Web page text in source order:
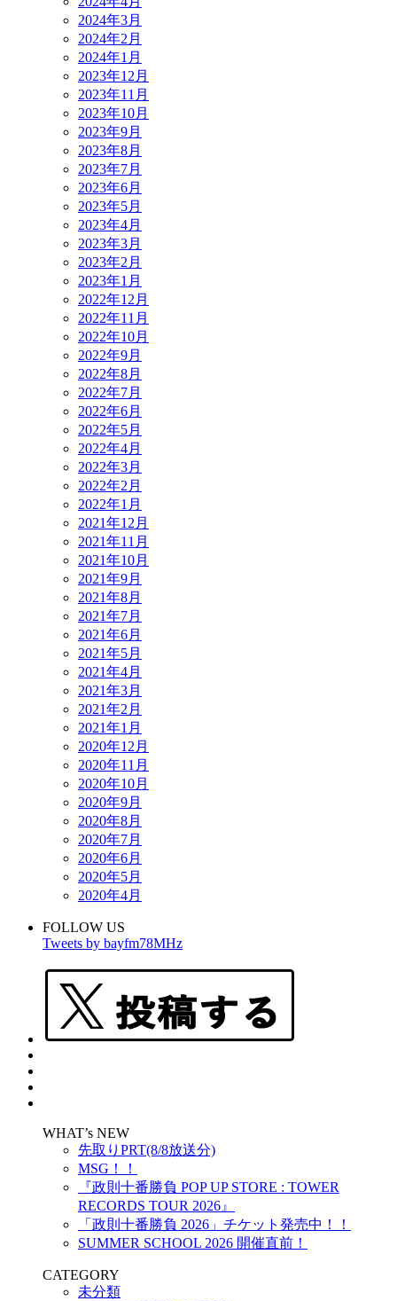
2024年3月
2024年2月
2024年1月
2023年12月
2023年11月
2023年10月
2023年9月
2023年8月
2023年7月
2023年6月
2023年5月
2023年4月
2023年3月
2023年2月
2023年1月
2022年12月
2022年11月
2022年10月
2022年9月
2022年8月
2022年7月
2022年6月
2022年5月
2022年4月
2022年3月
2022年2月
2022年1月
2021年12月
2021年11月
2021年10月
2021年9月
2021年8月
2021年7月
2021年6月
2021年5月
2021年4月
2021年3月
2021年2月
2021年1月
2020年12月
2020年11月
2020年10月
2020年9月
2020年8月
2020年7月
2020年6月
2020年5月
2020年4月
FOLLOW US
Tweets by bayfm78MHz
WHAT’s NEW
先取りPRT(8/8放送分)
MSG！！
『政則⼗番勝負 POP UP STORE : TOWER
RECORDS TOUR 2026』
「政則十番勝負 2026」チケット発売中！！
SUMMER SCHOOL 2026 開催直前！
CATEGORY
未分類